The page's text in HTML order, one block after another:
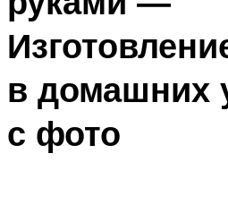
в домашних
с фото